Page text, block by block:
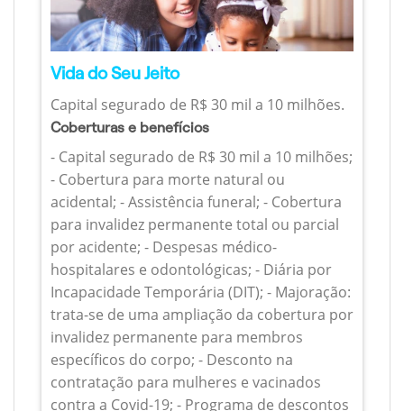
Vida do Seu Jeito
Capital segurado de R$ 30 mil a 10 milhões.
Coberturas e benefícios
- Capital segurado de R$ 30 mil a 10 milhões;
- Cobertura para morte natural ou
acidental; - Assistência funeral; - Cobertura
para invalidez permanente total ou parcial
por acidente; - Despesas médico-
hospitalares e odontológicas; - Diária por
Incapacidade Temporária (DIT); - Majoração:
trata-se de uma ampliação da cobertura por
invalidez permanente para membros
específicos do corpo; - Desconto na
contratação para mulheres e vacinados
contra a Covid-19; - Programa de descontos